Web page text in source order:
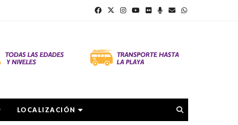
LOCALIZACIÓN